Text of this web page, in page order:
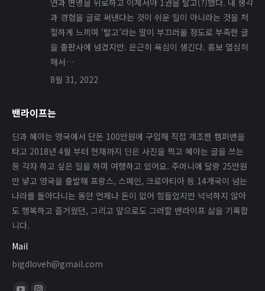
과 경험을 글로 써낸다는 것이 쉬운 일이 아니라는 것을 처
절하게 느끼며 ‘탈고’라는 말이 부끄러울 정도로 부족한 글
을 출판사에 넘겼지만. 은근히 욕심이 생긴다. 홍보 열심히
해서…
8월 31, 2022
밴라이프는
딘과 혜아는 영국에서 단돈 100만원에 구입해 직접 개조한 캠퍼밴을
타고 2018년 4월 부터 현재까지 딘은 사진을 찍고 혜아는 글을 쓰는
등 각자 하고 싶은 일을 하며 여행하고 있어요. 주머니에 달랑 25만원
만 넣고 영국을 출발해 프랑스, 스페인, 크로아티아 등 14개국이 넘는
나라를 돌아다니는 동안 언제나 돈이 없어 힘들었지만 넉넉하지 않아
도 행복하고 즐거웠던, 그리고 앞으로도 그러할 밴라이프 삶을 기록합
니다.
Mail
bigdloveh@gmail.com
Find us on: